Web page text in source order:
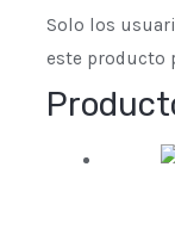
Solo los
este producto